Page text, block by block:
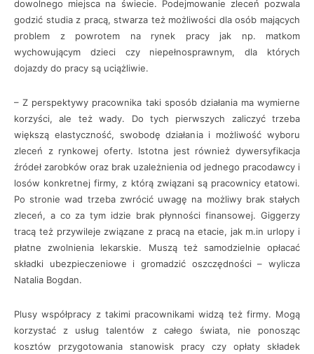
dowolnego miejsca na świecie. Podejmowanie zleceń pozwala
godzić studia z pracą, stwarza też możliwości dla osób mających
problem z powrotem na rynek pracy jak np. matkom
wychowującym dzieci czy niepełnosprawnym, dla których
dojazdy do pracy są uciążliwie.
– Z perspektywy pracownika taki sposób działania ma wymierne
korzyści, ale też wady. Do tych pierwszych zaliczyć trzeba
większą elastyczność, swobodę działania i możliwość wyboru
zleceń z rynkowej oferty. Istotna jest również dywersyfikacja
źródeł zarobków oraz brak uzależnienia od jednego pracodawcy i
losów konkretnej firmy, z którą związani są pracownicy etatowi.
Po stronie wad trzeba zwrócić uwagę na możliwy brak stałych
zleceń, a co za tym idzie brak płynności finansowej. Giggerzy
tracą też przywileje związane z pracą na etacie, jak m.in urlopy i
płatne zwolnienia lekarskie. Muszą też samodzielnie opłacać
składki ubezpieczeniowe i gromadzić oszczędności – wylicza
Natalia Bogdan.
Plusy współpracy z takimi pracownikami widzą też firmy. Mogą
korzystać z usług talentów z całego świata, nie ponosząc
kosztów przygotowania stanowisk pracy czy opłaty składek